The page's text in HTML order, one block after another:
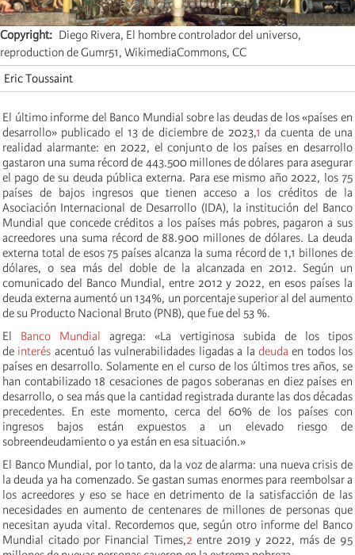
Copyright
Diego Rivera, El hombre controlador del universo,
reproduction de Gumr51, WikimediaCommons, CC
Eric Toussaint
El último informe del Banco Mundial sobre las deudas de los «países en
desarrollo» publicado el 13 de diciembre de 2023,1 da cuenta de una
realidad alarmante: en 2022, el conjunto de los países en desarrollo
gastaron una suma récord de 443.500 millones de dólares para asegurar
el pago de su deuda pública externa. Para ese mismo año 2022, los 75
países de bajos ingresos que tienen acceso a los créditos de la
Asociación Internacional de Desarrollo (IDA), la institución del Banco
Mundial que concede créditos a los países más pobres, pagaron a sus
acreedores una suma récord de 88.900 millones de dólares. La deuda
externa total de esos 75 países alcanza la suma récord de 1,1 billones de
dólares, o sea más del doble de la alcanzada en 2012. Según un
comunicado del Banco Mundial, entre 2012 y 2022, en esos países la
deuda externa aumentó un 134%, un porcentaje superior al del aumento
de su Producto Nacional Bruto (PNB), que fue del 53 %.
El Banco Mundial agrega: «La vertiginosa subida de los tipos
de interés acentuó las vulnerabilidades ligadas a la deuda en todos los
países en desarrollo. Solamente en el curso de los últimos tres años, se
han contabilizado 18 cesaciones de pagos soberanas en diez países en
desarrollo, o sea más que la cantidad registrada durante las dos décadas
precedentes. En este momento, cerca del 60% de los países con
ingresos bajos están expuestos a un elevado riesgo de
sobreendeudamiento o ya están en esa situación.»
El Banco Mundial, por lo tanto, da la voz de alarma: una nueva crisis de
la deuda ya ha comenzado. Se gastan sumas enormes para reembolsar a
los acreedores y eso se hace en detrimento de la satisfacción de las
necesidades en aumento de centenares de millones de personas que
necesitan ayuda vital. Recordemos que, según otro informe del Banco
Mundial citado por Financial Times,2 entre 2019 y 2022, más de 95